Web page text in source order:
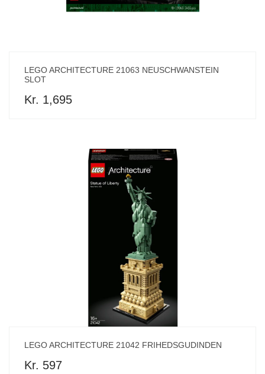
LEGO ARCHITECTURE 21063 NEUSCHWANSTEIN
SLOT
Kr. 1,695
LEGO ARCHITECTURE 21042 FRIHEDSGUDINDEN
Kr. 597